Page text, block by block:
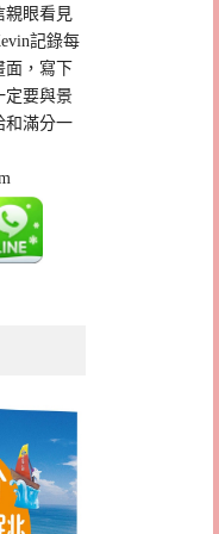
親眼看見
記錄每
面，寫下
定要與景
和滿分一